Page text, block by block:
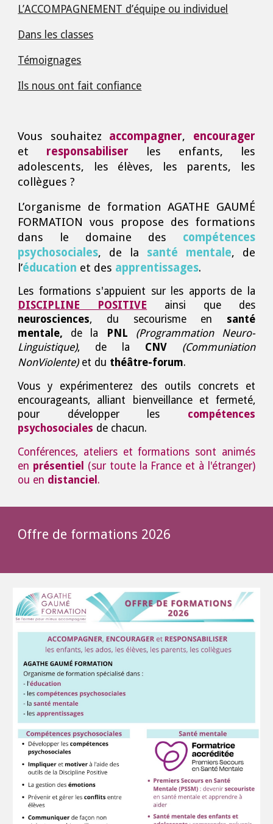
L’ACCOMPAGNEMENT d’équipe ou individuel
Dans les classes
Témoignages
Ils nous ont fait confiance
Vous souhaitez accompagner, encourager
et responsabiliser
les enfants, les
adolescents, les élèves, les parents, les
collègues ?
L’organisme de formation AGATHE GAUMÉ
FORMATION vous propose des formations
dans le domaine des compétences
psychosociales, de la santé mentale, de
l’éducation et des apprentissages.
Les formations s'appuient sur les apports de la
DISCIPLINE POSITIVE
ainsi que des
neurosciences, du secourisme en santé
mentale, de la PNL (Programmation Neuro-
Linguistique), de la CNV
(Communiation
NonViolente) et du t héâtre-forum.
Vous y expérimenterez des outils concrets et
encourageants, alliant bienveillance et fermeté,
pour développer les compétences
psychosociales de chacun.
Conférences, ateliers et formations sont animés
en présentiel (sur toute la France et à l'étranger)
ou en distanciel .
Offre de formations 2026